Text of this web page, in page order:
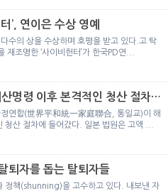
’, 연이은 수상 영예
다수의 상을 수상하며 호평을 받고 있다.고 탁
재조명한 ‘사이비헌터’가 한국PD연...
본격적인 청산 절차
정연합(世界平和統一家庭聯合, 통일교)이 해
청산 절차에 들어갔다. 일본 법원은 고액 ...
퇴자를 돕는 탈퇴자들
정책(shunning)을 고수하고 있다. 내보낸 자